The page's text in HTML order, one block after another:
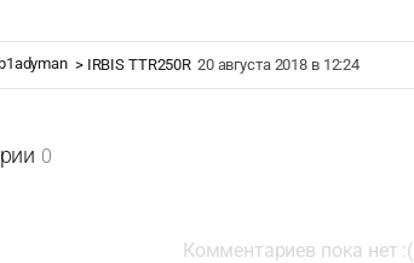
b1adyman > IRBIS TTR250R 20 августа 2018 в 12:24
0
Комментариев пока нет :(